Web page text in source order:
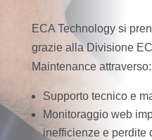
ECA Technology si
grazie alla Divisione
Maintenance attraverso:
Supporto tecnico e
Monitoraggio web
inefficienze e perdite